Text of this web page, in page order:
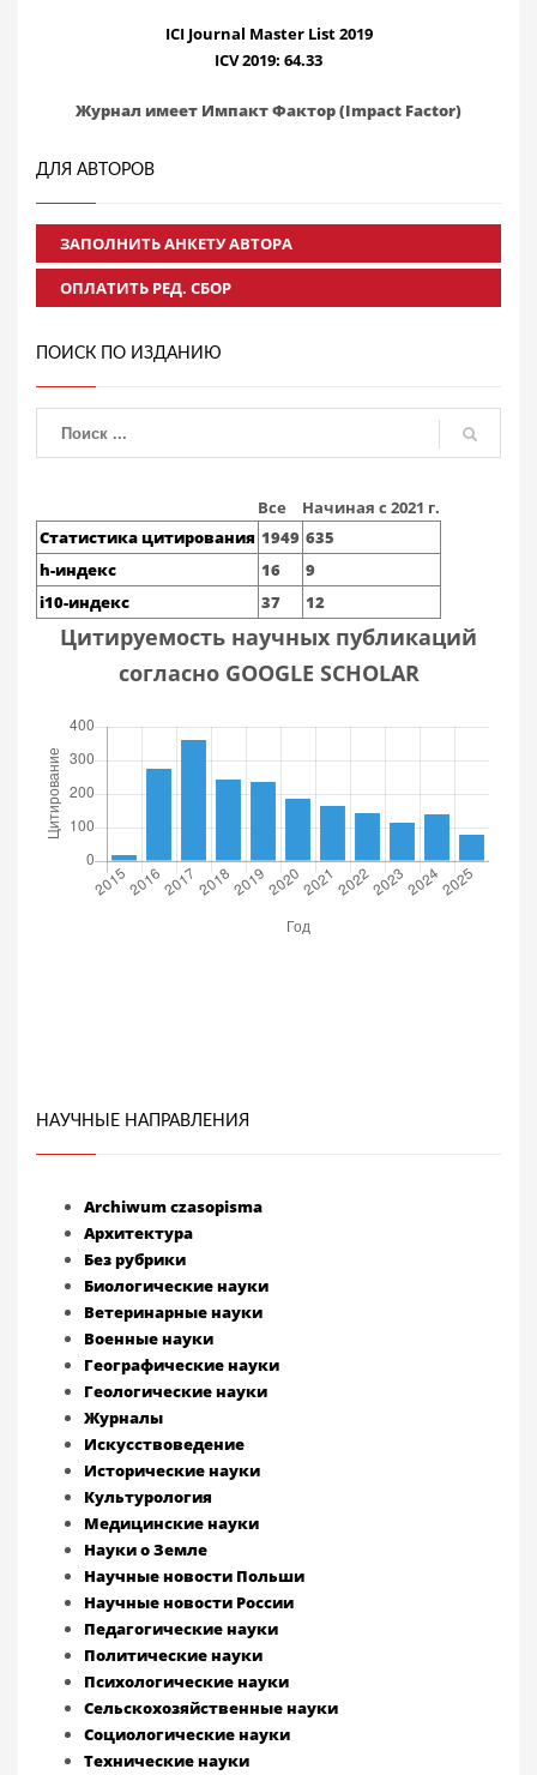
ICI Journal Master List 2019
ICV 2019: 64.33
Журнал имеет Импакт Фактор (Impact Factor)
ДЛЯ АВТОРОВ
ЗАПОЛНИТЬ АНКЕТУ АВТОРА
ОПЛАТИТЬ РЕД. СБОР
ПОИСК ПО ИЗДАНИЮ
Все
Начиная с 2021 г.
Статистика цитирования 1949 635
h-индекс
16
9
i10-индекс
37 12
Цитируемость научных публикаций
согласно GOOGLE SCHOLAR
НАУЧНЫЕ НАПРАВЛЕНИЯ
Archiwum czasopisma
Архитектура
Без рубрики
Биологические науки
Ветеринарные науки
Военные науки
Географические науки
Геологические науки
Журналы
Искусствоведение
Исторические науки
Культурология
Медицинские науки
Науки о Земле
Научные новости Польши
Научные новости России
Педагогические науки
Политические науки
Психологические науки
Сельскохозяйственные науки
Социологические науки
Технические науки